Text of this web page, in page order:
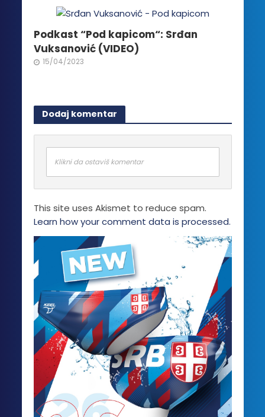
Podkast “Pod kapicom“: Srđan
Vuksanović (VIDEO)
15/04/2023
Dodaj komentar
Klikni da ostaviš komentar
This site uses Akismet to reduce spam.
Learn how your comment data is processed.